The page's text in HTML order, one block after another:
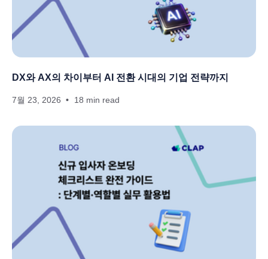
DX와 AX의 차이부터 AI 전환 시대의 기업 전략까지
7월 23, 2026 18 min read